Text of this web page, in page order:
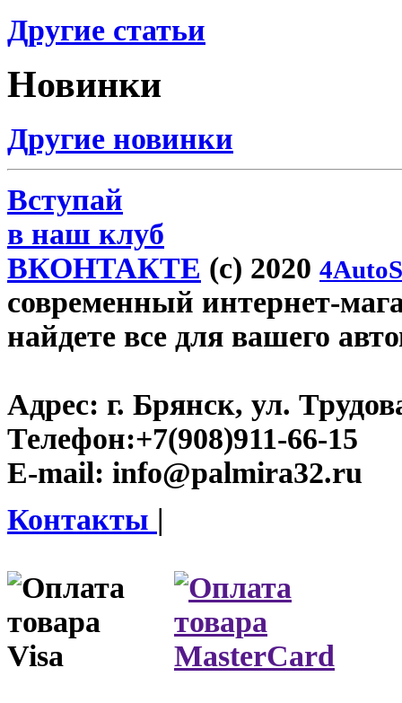
Другие статьи
Новинки
Другие новинки
Вступай
в наш клуб
ВКОНТАКТЕ (c) 2020
современный интернет-
найдете все для вашего
Адрес: г. Брянск, ул.
Телефон:+7(908)911-66-15
E-mail: info@palmira32.ru
Контакты |